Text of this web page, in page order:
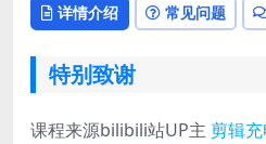
详情介绍 常见问题
特别致谢
课程来源bilibili站UP主 剪辑